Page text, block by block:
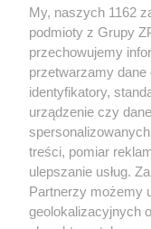
rozpowszechniany lub
(w tym także
eksploatacji w
Internecie bez pisemnej
lub wykorzystanie
prawa, tzn. bez
może być ścigane
My, naszych 1162
podmioty z Grupy
przechowujemy
przetwarzamy dane
identyfikatory,
urządzenie czy
treści, pomiar
ulepszanie usług.
Partnerzy możemy
geolokalizacyjnych